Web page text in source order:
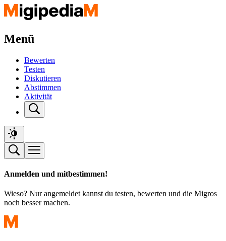
Menü
Bewerten
Testen
Diskutieren
Abstimmen
Aktivität
Anmelden und mitbestimmen!
Wieso? Nur angemeldet kannst du testen, bewerten und die Migros
noch besser machen.